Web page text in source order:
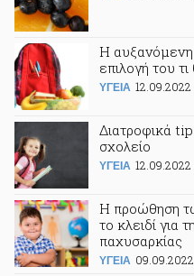
Η αυξανόμενη
επιλογή του
ΥΓΕΙΑ 12.09.2022
Διατροφικά
σχολείο
ΥΓΕΙΑ 12.09.2022
Η προώθηση
το κλειδί για
παχυσαρκίας
ΥΓΕΙΑ 09.09.2022